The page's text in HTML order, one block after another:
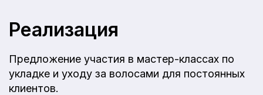
Реализация
Предложение участия в мастер-классах по
укладке и уходу за волосами для постоянных
клиентов.